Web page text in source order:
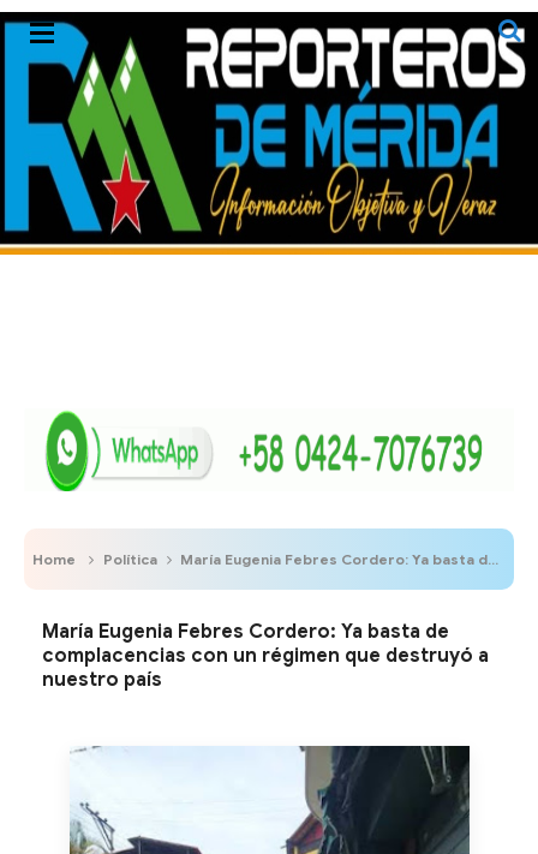
Home Política María Eugenia Febres Cordero: Ya basta de complacencias con un régimen que destruyó a nuestro país
María Eugenia Febres Cordero: Ya basta de
complacencias con un régimen que destruyó a
nuestro país